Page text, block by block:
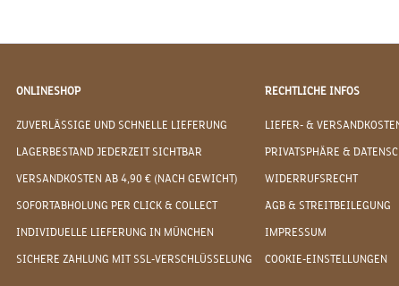
ONLINESHOP
ZUVERLÄSSIGE UND SCHNELLE LIEFERUNG
LAGERBESTAND JEDERZEIT SICHTBAR
VERSANDKOSTEN AB 4,90 € (NACH GEWICHT)
SOFORTABHOLUNG PER CLICK & COLLECT
INDIVIDUELLE LIEFERUNG IN MÜNCHEN
SICHERE ZAHLUNG MIT SSL-VERSCHLÜSSELUNG
RECHTLICHE INFOS
LIEFER- &
PRIVATSPHÄRE &
WIDERRUFSRECHT
AGB & STREITBEILEGUNG
IMPRESSUM
COOKIE-EINSTELLUNGEN